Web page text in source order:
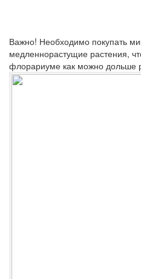
Важно! Необходимо покупать
медленнорастущие растения,
флорариуме как можно дольше